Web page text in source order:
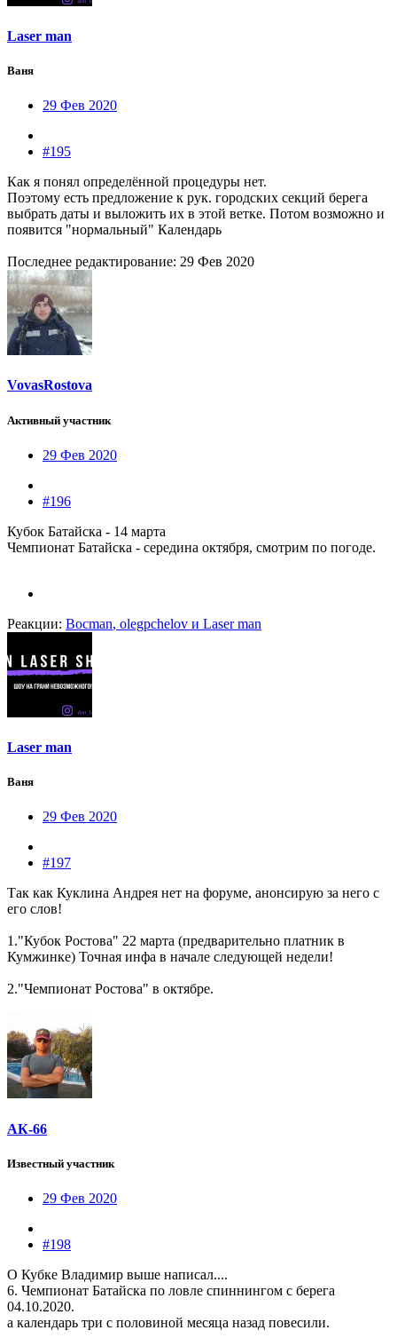
Laser man
Ваня
29 Фев 2020
#195
Как я понял определённой процедуры нет.
Поэтому есть предложение к рук. городских секций берега
выбрать даты и выложить их в этой ветке. Потом возможно и
появится "нормальный" Календарь
Последнее редактирование: 29 Фев 2020
VovasRostova
Активный участник
29 Фев 2020
#196
Кубок Батайска - 14 марта
Чемпионат Батайска - середина октября, смотрим по погоде.
Реакции: Bocman, olegpchelov и Laser man
Laser man
Ваня
29 Фев 2020
#197
Так как Куклина Андрея нет на форуме, анонсирую за него с
его слов!
1."Кубок Ростова" 22 марта (предварительно платник в
Кумжинке) Точная инфа в начале следующей недели!
2."Чемпионат Ростова" в октябре.
АК-66
Известный участник
29 Фев 2020
#198
О Кубке Владимир выше написал....
6. Чемпионат Батайска по ловле спиннингом с берега
04.10.2020.
а календарь три с половиной месяца назад повесили.